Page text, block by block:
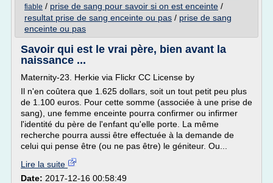
fiable / prise de sang pour savoir si on est enceinte /
resultat prise de sang enceinte ou pas / prise de sang
enceinte ou pas
Savoir qui est le vrai père, bien avant la
naissance ...
Maternity-23. Herkie via Flickr CC License by
Il n'en coûtera que 1.625 dollars, soit un tout petit peu plus
de 1.100 euros. Pour cette somme (associée à une prise de
sang), une femme enceinte pourra confirmer ou infirmer
l'identité du père de l'enfant qu'elle porte. La même
recherche pourra aussi être effectuée à la demande de
celui qui pense être (ou ne pas être) le géniteur. Ou...
Lire la suite
Date: 2017-12-16 00:58:49